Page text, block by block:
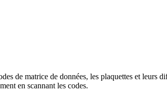
de matrice de données, les plaquettes et leurs
en scannant les codes.